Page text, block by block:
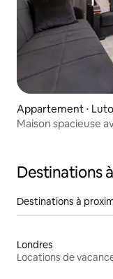
Appartement ⋅
Maison spacieuse
Destinations
Destinations à
Londres
Locations de